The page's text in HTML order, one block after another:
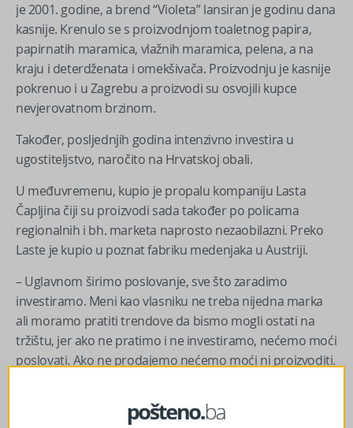
je 2001. godine, a brend “Violeta” lansiran je godinu dana
kasnije. Krenulo se s proizvodnjom toaletnog papira,
papirnatih maramica, vlažnih maramica, pelena, a na
kraju i deterdženata i omekšivača. Proizvodnju je kasnije
pokrenuo i u Zagrebu a proizvodi su osvojili kupce
nevjerovatnom brzinom.
Također, posljednjih godina intenzivno investira u
ugostiteljstvo, naročito na Hrvatskoj obali.
U međuvremenu, kupio je propalu kompaniju Lasta
Čapljina čiji su proizvodi sada također po policama
regionalnih i bh. marketa naprosto nezaobilazni. Preko
Laste je kupio u poznat fabriku medenjaka u Austriji.
– Uglavnom širimo poslovanje, sve što zaradimo
investiramo. Meni kao vlasniku ne treba nijedna marka
ali moramo pratiti trendove da bismo mogli ostati na
tržištu, jer ako ne pratimo i ne investiramo, nećemo moći
poslovati. Ako ne prodajemo nećemo moći ni proizvoditi.
ne i bolje od onoga što radi naša najbolja konkurencija –
rekao je Ćorluka u jednoj ranijoj izjavi za BiznisInfo.ba.